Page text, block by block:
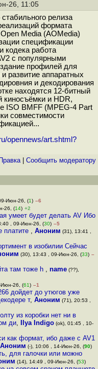
26, 11:05
релиза
формата
Media (AOMedia)
спецификации
кодека работа
с популярными
профилей для
развитие аппаратных
и декодирования
находятся 12-битный
и HDR,
ISO BMFF (MPEG-4 Part
совместимости
opennews/art.shtml?
Правка| Cообщить модератору
Июн-26, (1) –6
26, (14) +2
умеет будет делать AV Ибо
, 09-Июн-26, (30) –5
платите ,Аноним (31), 13:41 ,
в изобилии Сейчас
(30), 13:43 , 09-Июн-26, (33) –
там тоже h , name(??),
Июн-26, (61) –1
дойдет до утюгов уже
т,Аноним (71), 20:53 ,
из коробки нет ни в
ди, Ilya Indigo(ok), 01:45 , 10-
как формат, ибо даже с AV1
Аноним (-), 10:06 , 14-Июн-26, (90)
для галочки или можно
(14), 14:49 , 09-Июн-26, (53)